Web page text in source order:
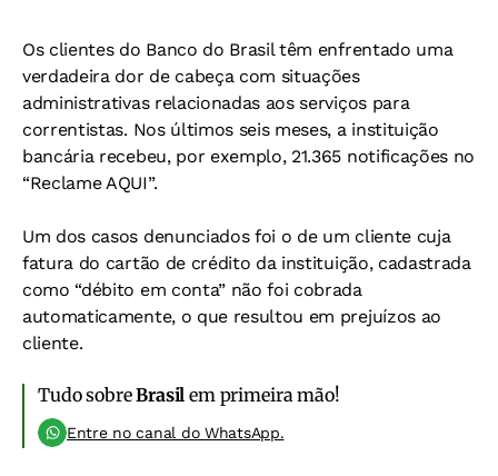
Os clientes do Banco do Brasil têm enfrentado uma
verdadeira dor de cabeça com situações
administrativas relacionadas aos serviços para
correntistas. Nos últimos seis meses, a instituição
bancária recebeu, por exemplo, 21.365 notificações no
“Reclame AQUI”.
Um dos casos denunciados foi o de um cliente cuja
fatura do cartão de crédito da instituição, cadastrada
como “débito em conta” não foi cobrada
automaticamente, o que resultou em prejuízos ao
cliente.
Tudo sobreBrasil em primeira mão!
Entre no canal do WhatsApp.